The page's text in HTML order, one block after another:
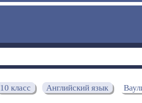
10 класс Английский язык